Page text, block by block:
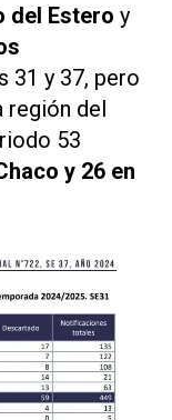
del Estero y
31 y 37, pero
región del
53
y 26 en